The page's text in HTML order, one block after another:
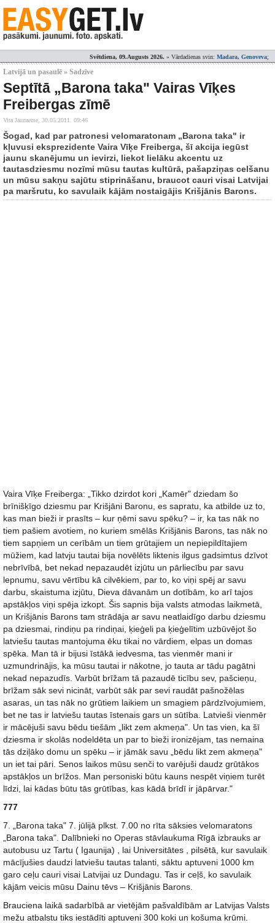
Svētdiena, 09.Augusts 2026. » Vārdadienas svin: Madara, Genoveva;
Latvijā un pasaulē » Sadzīve
Septītā „Barona taka" Vairas Vīķes
Freibergas zīmē
Vita Jaunzeme, 30.05.2011. 09:46
Šogad, kad par patronesi velomaratonam „Barona taka" ir
kļuvusi eksprezidente Vaira Vīķe Freiberga, šī akcija iegūst
jaunu skanējumu un ievirzi, liekot lielāku akcentu uz
tautasdziesmu nozīmi mūsu tautas kultūrā, pašapziņas celšanu
un mūsu sakņu sajūtu stiprināšanu, braucot cauri visai Latvijai
pa maršrutu, ko savulaik kājām nostaigājis Krišjānis Barons.
Vaira Vīķe Freiberga: „Tikko dzirdot kori „Kamēr" dziedam šo
brīnišķīgo dziesmu par Krišjāni Baronu, es sapratu, ka atbilde uz to,
kas man bieži ir prasīts – kur ņēmi savu spēku? – ir, ka tas nāk no
tiem pašiem avotiem, no kuriem smēlās Krišjānis Barons, tas nāk no
tiem sapņiem un cerībām un tiem grūtajiem un nepiepildītajiem
mūžiem, kad latvju tautai bija novēlēts liktenis ilgus gadsimtus dzīvot
nebrīvībā, bet nekad nepazaudēt izjūtu un pārliecību par savu
lepnumu, savu vērtību kā cilvēkiem, par to, ko viņi spēj ar savu
darbu, skaistuma izjūtu, Dieva dāvanām un dotībām, ko arī tajos
apstākļos viņi spēja izkopt. Šis sapnis bija valsts atmodas laikmetā,
un Krišjānis Barons tam strādāja ar savu neatlaidīgo darbu dziesmu
pa dziesmai, rindiņu pa rindiņai, ķieģeli pa ķieģelītim uzbūvējot šo
latviešu tautas mantojuma ēku tikai no vārdiem, elpas un domas
spēka. Man tā ir bijusi īstākā iedvesma, tas vienmēr mani ir
uzmundrinājis, ka mūsu tautai ir nākotne, jo tauta ar tādu pagātni
nekad nepazudīs. Varbūt brīžam tā pazaudē ticību sev, pašcieņu,
brīžam sāk sevi nicināt, varbūt sāk par sevi raudāt pašnožēlas
asaras, un tas nāk no grūtiem laikiem un smagiem pārdzīvojumiem,
bet ne tas ir latviešu tautas īstenais gars un sūtība. Latvieši vienmēr
ir mācējuši savu bēdu tiešām „likt zem akmeņa". Un tas vien, ka šī
dziesma ir skolās nodeldēta un par to bieži ironizējam, tas nemaina
tās dziļāko domu un spēku – ir jāmāk savu „bēdu likt zem akmeņa"
un iet tai pāri. Senos laikos mūsu senči to varējuši daudz grūtākos
apstākļos un brīžos. Man personiski būtu kauns nespēt viņiem turēt
līdzi, lai kādas būtu tās grūtības, kas kādā brīdī ir jāpārvar."
777
7. „Barona taka" 7. jūlijā plkst. 7.00 no rīta sāksies velomaratons
„Barona taka". Dalībnieki no Operas stāvlaukuma Rīgā izbrauks ar
autobusu uz Tartu ( Igaunija) , lai Universitātes , pilsētā, kur savulaik
mācījušies daudzi latviešu tautas talanti, sāktu aptuveni 1000 km
garo ceļu cauri visai Latvijai uz Dundagu. Tas ir ceļš, ko savulaik
kājām veicis mūsu Dainu tēvs – Krišjānis Barons.
Brauciena laikā sadarbībā ar vietējām pašvaldībām ar Latvijas Valsts
mežu atbalstu tiks iestādīti aptuveni 300 koki un košuma krūmi.